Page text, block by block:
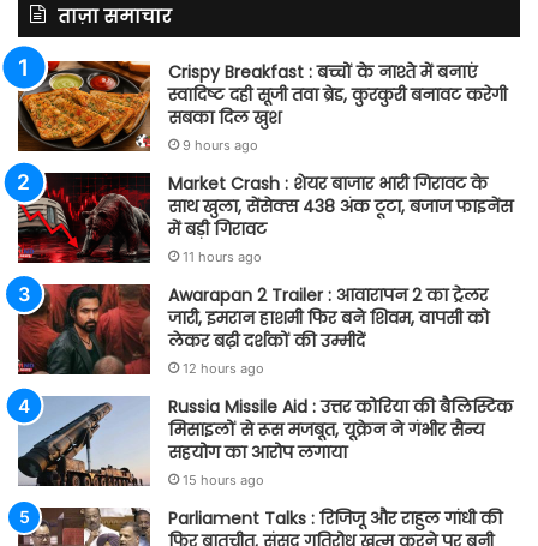
ताज़ा समाचार
Crispy Breakfast : बच्चों के नाश्ते में बनाएं
स्वादिष्ट दही सूजी तवा ब्रेड, कुरकुरी बनावट करेगी
सबका दिल खुश
9 hours ago
Market Crash : शेयर बाजार भारी गिरावट के
साथ खुला, सेंसेक्स 438 अंक टूटा, बजाज फाइनेंस
में बड़ी गिरावट
11 hours ago
Awarapan 2 Trailer : आवारापन 2 का ट्रेलर
जारी, इमरान हाशमी फिर बने शिवम, वापसी को
लेकर बढ़ी दर्शकों की उम्मीदें
12 hours ago
Russia Missile Aid : उत्तर कोरिया की बैलिस्टिक
मिसाइलों से रूस मजबूत, यूक्रेन ने गंभीर सैन्य
सहयोग का आरोप लगाया
15 hours ago
Parliament Talks : रिजिजू और राहुल गांधी की